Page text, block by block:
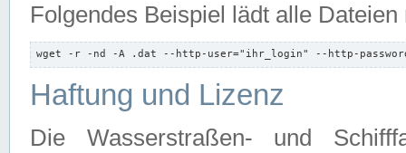
Folgendes Beispiel lädt alle
wget -r -nd -A .dat --http-user="ihr_login" --http-
Haftung und Lizenz
Die Wasserstraßen- und